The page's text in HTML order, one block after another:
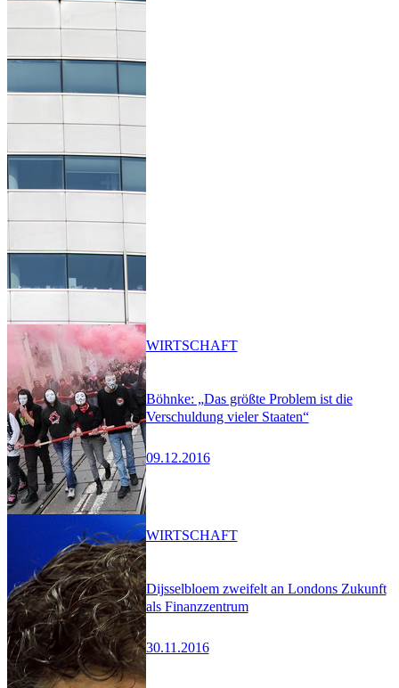
Böhnke: „Das größte Problem ist die
Verschuldung vieler Staaten“
09.12.2016
WIRTSCHAFT
Dijsselbloem zweifelt an Londons Zukunft
als Finanzzentrum
30.11.2016
WIRTSCHAFT